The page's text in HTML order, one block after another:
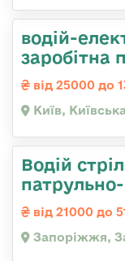
водій-
заробітна
від 25000 до
Київ,
Водій
від 21000 до
Запоріжжя,